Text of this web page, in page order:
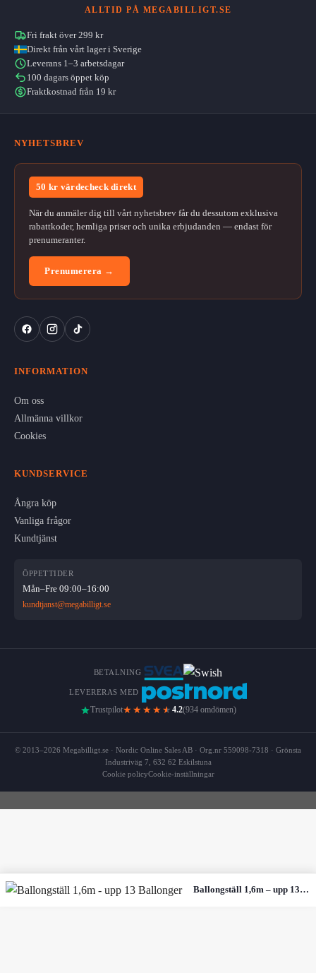
ALLTID PÅ MEGABILLIGT.SE
Fri frakt över 299 kr
Direkt från vårt lager i Sverige
Leverans 1–3 arbetsdagar
100 dagars öppet köp
Fraktkostnad från 19 kr
NYHETSBREV
50 kr värdecheck direkt
När du anmäler dig till vårt nyhetsbrev får du dessutom exklusiva
rabattkoder, hemliga priser och unika erbjudanden — endast för
prenumeranter.
Prenumerera →
INFORMATION
Om oss
Allmänna villkor
Cookies
KUNDSERVICE
Ångra köp
Vanliga frågor
Kundtjänst
ÖPPETTIDER
Mån–Fre 09:00–16:00
kundtjanst@megabilligt.se
BETALNING
LEVERERAS MED
Trustpilot★★★★ ★ 4.2(934 omdömen)
© 2013–2026 Megabilligt.se · Nordic Online Sales AB · Org.nr 559098-7318 · Grönsta
Industriväg 7, 632 62 Eskilstuna
Cookie policyCookie-inställningar
Ballongställ 1,6m – upp 13 Ballonger